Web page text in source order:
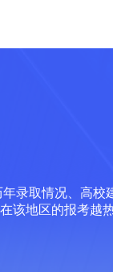
录取情况、高校
该地区的报考越